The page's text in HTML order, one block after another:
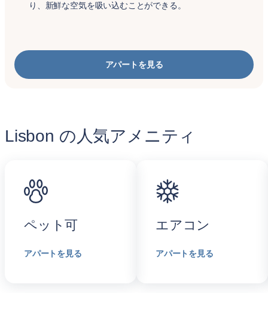
り、新鮮な空気を吸い込むことができる。
アパートを見る
Lisbon の人気アメニティ
ペット可
アパートを見る
エアコン
アパートを見る